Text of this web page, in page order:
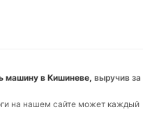
машину в Кишиневе, выручив за
на нашем сайте может каждый